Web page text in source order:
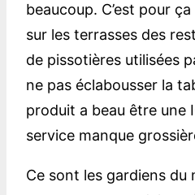
beaucoup. C’est pour
sur les terrasses des
de pissotières utilisées
ne pas éclabousser la
produit a beau être une
service manque
Ce sont les gardiens du